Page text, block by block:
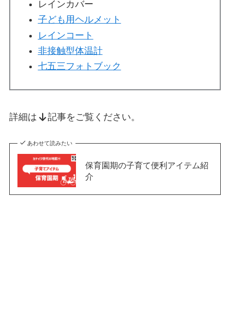
レインカバー
子ども用ヘルメット
レインコート
非接触型体温計
七五三フォトブック
詳細は 記事をご覧ください。
あわせて読みたい
保育園期の子育て便利アイテム紹
介